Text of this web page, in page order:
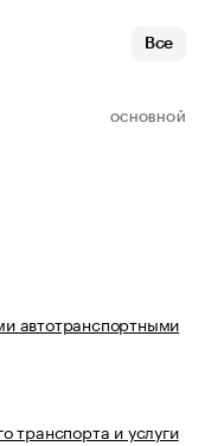
Все
ОСНОВНОЙ
автотранспортными
транспорта и услуги